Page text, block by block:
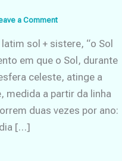
a Comment
sol + sistere, “o Sol
em que o Sol, durante
celeste, atinge a
medida a partir da linha
duas vezes por ano:
[…]